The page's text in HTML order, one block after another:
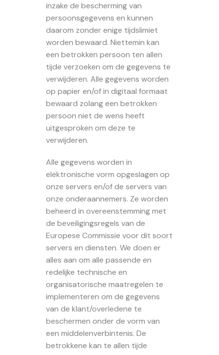
inzake de bescherming van
persoonsgegevens en kunnen
daarom zonder enige tijdslimiet
worden bewaard. Niettemin kan
een betrokken persoon ten allen
tijde verzoeken om de gegevens te
verwijderen. Alle gegevens worden
op papier en/of in digitaal formaat
bewaard zolang een betrokken
persoon niet de wens heeft
uitgesproken om deze te
verwijderen.
Alle gegevens worden in
elektronische vorm opgeslagen op
onze servers en/of de servers van
onze onderaannemers. Ze worden
beheerd in overeenstemming met
de beveiligingsregels van de
Europese Commissie voor dit soort
servers en diensten. We doen er
alles aan om alle passende en
redelijke technische en
organisatorische maatregelen te
implementeren om de gegevens
van de klant/overledene te
beschermen onder de vorm van
een middelenverbintenis. De
betrokkene kan te allen tijde